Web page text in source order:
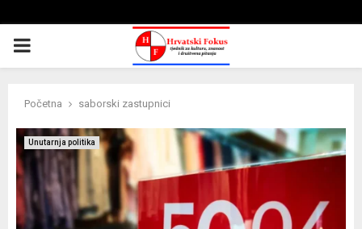
PRIMARY
Početna saborski zastupnici
Unutarnja politika